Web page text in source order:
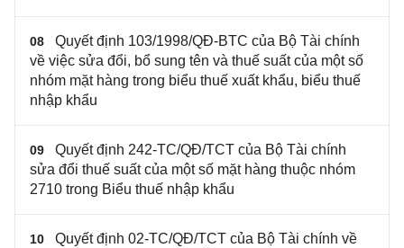
08
Quyết định 103/1998/QĐ-BTC của Bộ Tài chính
về việc sửa đổi, bổ sung tên và thuế suất của một số
nhóm mặt hàng trong biểu thuế xuất khẩu, biểu thuế
nhập khẩu
09
Quyết định 242-TC/QĐ/TCT của Bộ Tài chính
sửa đổi thuế suất của một số mặt hàng thuộc nhóm
2710 trong Biểu thuế nhập khẩu
10
Quyết định 02-TC/QĐ/TCT của Bộ Tài chính về